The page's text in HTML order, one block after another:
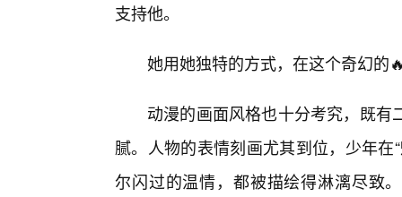
支持他。
她用她独特的方式，在这个奇幻的
动漫的画面风格也十分考究，既
腻。人物的表情刻画尤其到位，少年
尔闪过的温情，都被描绘得淋漓尽致